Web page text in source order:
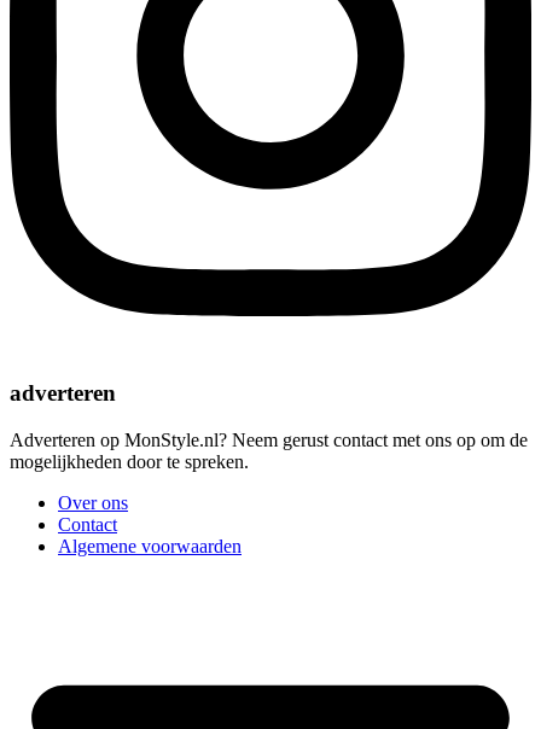
adverteren
Adverteren op MonStyle.nl? Neem gerust contact met ons op om de
mogelijkheden door te spreken.
Over ons
Contact
Algemene voorwaarden